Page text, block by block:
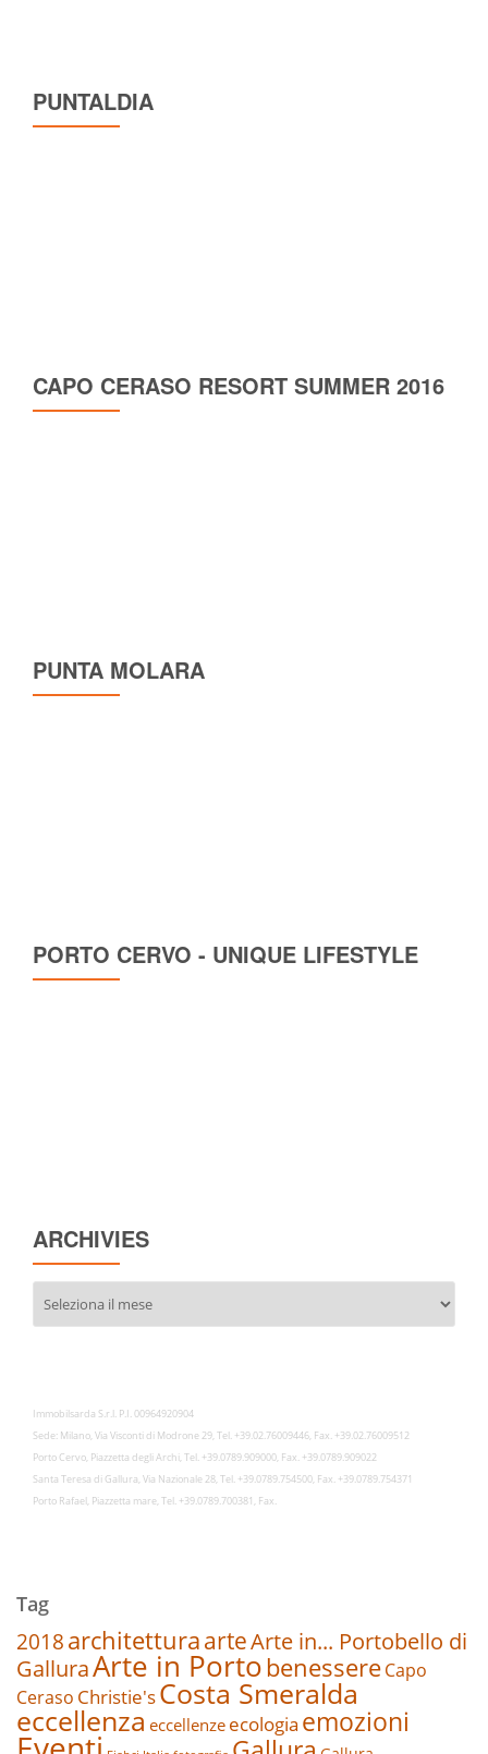
PUNTALDIA
CAPO CERASO RESORT SUMMER 2016
PUNTA MOLARA
PORTO CERVO - UNIQUE LIFESTYLE
ARCHIVIES
Immobilsarda S.r.l. P.I. 00964920904
Sede: Milano, Via Visconti di Modrone 29, Tel. +39.02.76009446, Fax. +39.02.76009512
Porto Cervo, Piazzetta degli Archi, Tel. +39.0789.909000, Fax. +39.0789.909022
Santa Teresa di Gallura, Via Nazionale 28, Tel. +39.0789.754500, Fax. +39.0789.754371
Porto Rafael, Piazzetta mare, Tel. +39.0789.700381, Fax.
Tag
2018architetturaarteArte in... Portobello di
GalluraArte in PortobenessereCapo
Ceraso Christie'sCosta Smeralda
eccellenza eccellenze ecologia emozioni